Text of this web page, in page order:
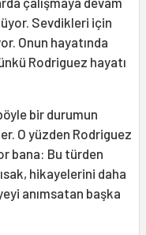
Sevdikleri için
Onun hayatında
Rodriguez hayatı
bir durumun
O yüzden Rodriguez
bana: Bu türden
hikayelerini daha
anımsatan başka